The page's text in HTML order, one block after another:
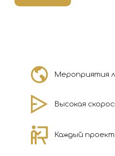
Мероприятия
Каждый
Высокая